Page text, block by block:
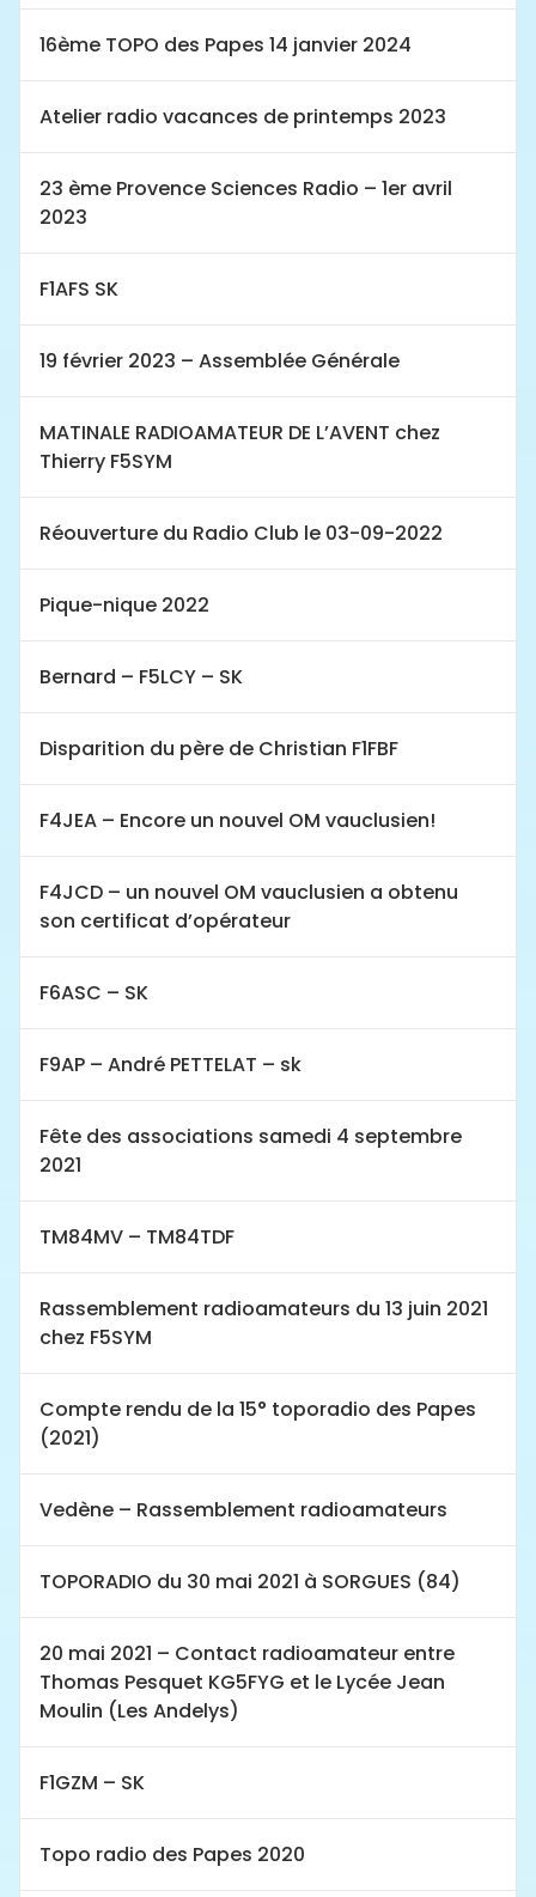
16ème TOPO des Papes 14 janvier 2024
Atelier radio vacances de printemps 2023
23 ème Provence Sciences Radio – 1er avril
2023
F1AFS SK
19 février 2023 – Assemblée Générale
MATINALE RADIOAMATEUR DE L’AVENT chez
Thierry F5SYM
Réouverture du Radio Club le 03-09-2022
Pique-nique 2022
Bernard – F5LCY – SK
Disparition du père de Christian F1FBF
F4JEA – Encore un nouvel OM vauclusien!
F4JCD – un nouvel OM vauclusien a obtenu
son certificat d’opérateur
F6ASC – SK
F9AP – André PETTELAT – sk
Fête des associations samedi 4 septembre
2021
TM84MV – TM84TDF
Rassemblement radioamateurs du 13 juin 2021
chez F5SYM
Compte rendu de la 15° toporadio des Papes
(2021)
Vedène – Rassemblement radioamateurs
TOPORADIO du 30 mai 2021 à SORGUES (84)
20 mai 2021 – Contact radioamateur entre
Thomas Pesquet KG5FYG et le Lycée Jean
Moulin (Les Andelys)
F1GZM – SK
Topo radio des Papes 2020